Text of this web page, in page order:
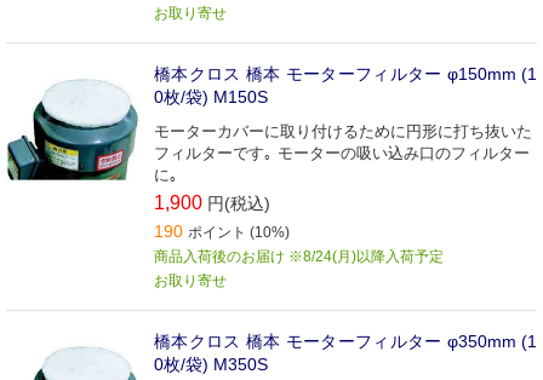
お取り寄せ
橋本クロス 橋本 モーターフィルター φ150mm (1
0枚/袋) M150S
モーターカバーに取り付けるために円形に打ち抜いた
フィルターです｡ モーターの吸い込み口のフィルター
に｡
1,900 円(税込)
190 ポイント (10%)
商品入荷後のお届け ※8/24(月)以降入荷予定
お取り寄せ
橋本クロス 橋本 モーターフィルター φ350mm (1
0枚/袋) M350S